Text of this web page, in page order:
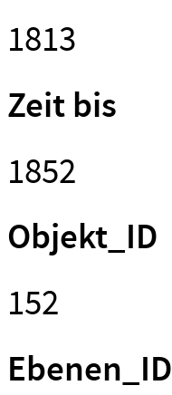
1813
Zeit bis
1852
Objekt_ID
152
Ebenen_ID